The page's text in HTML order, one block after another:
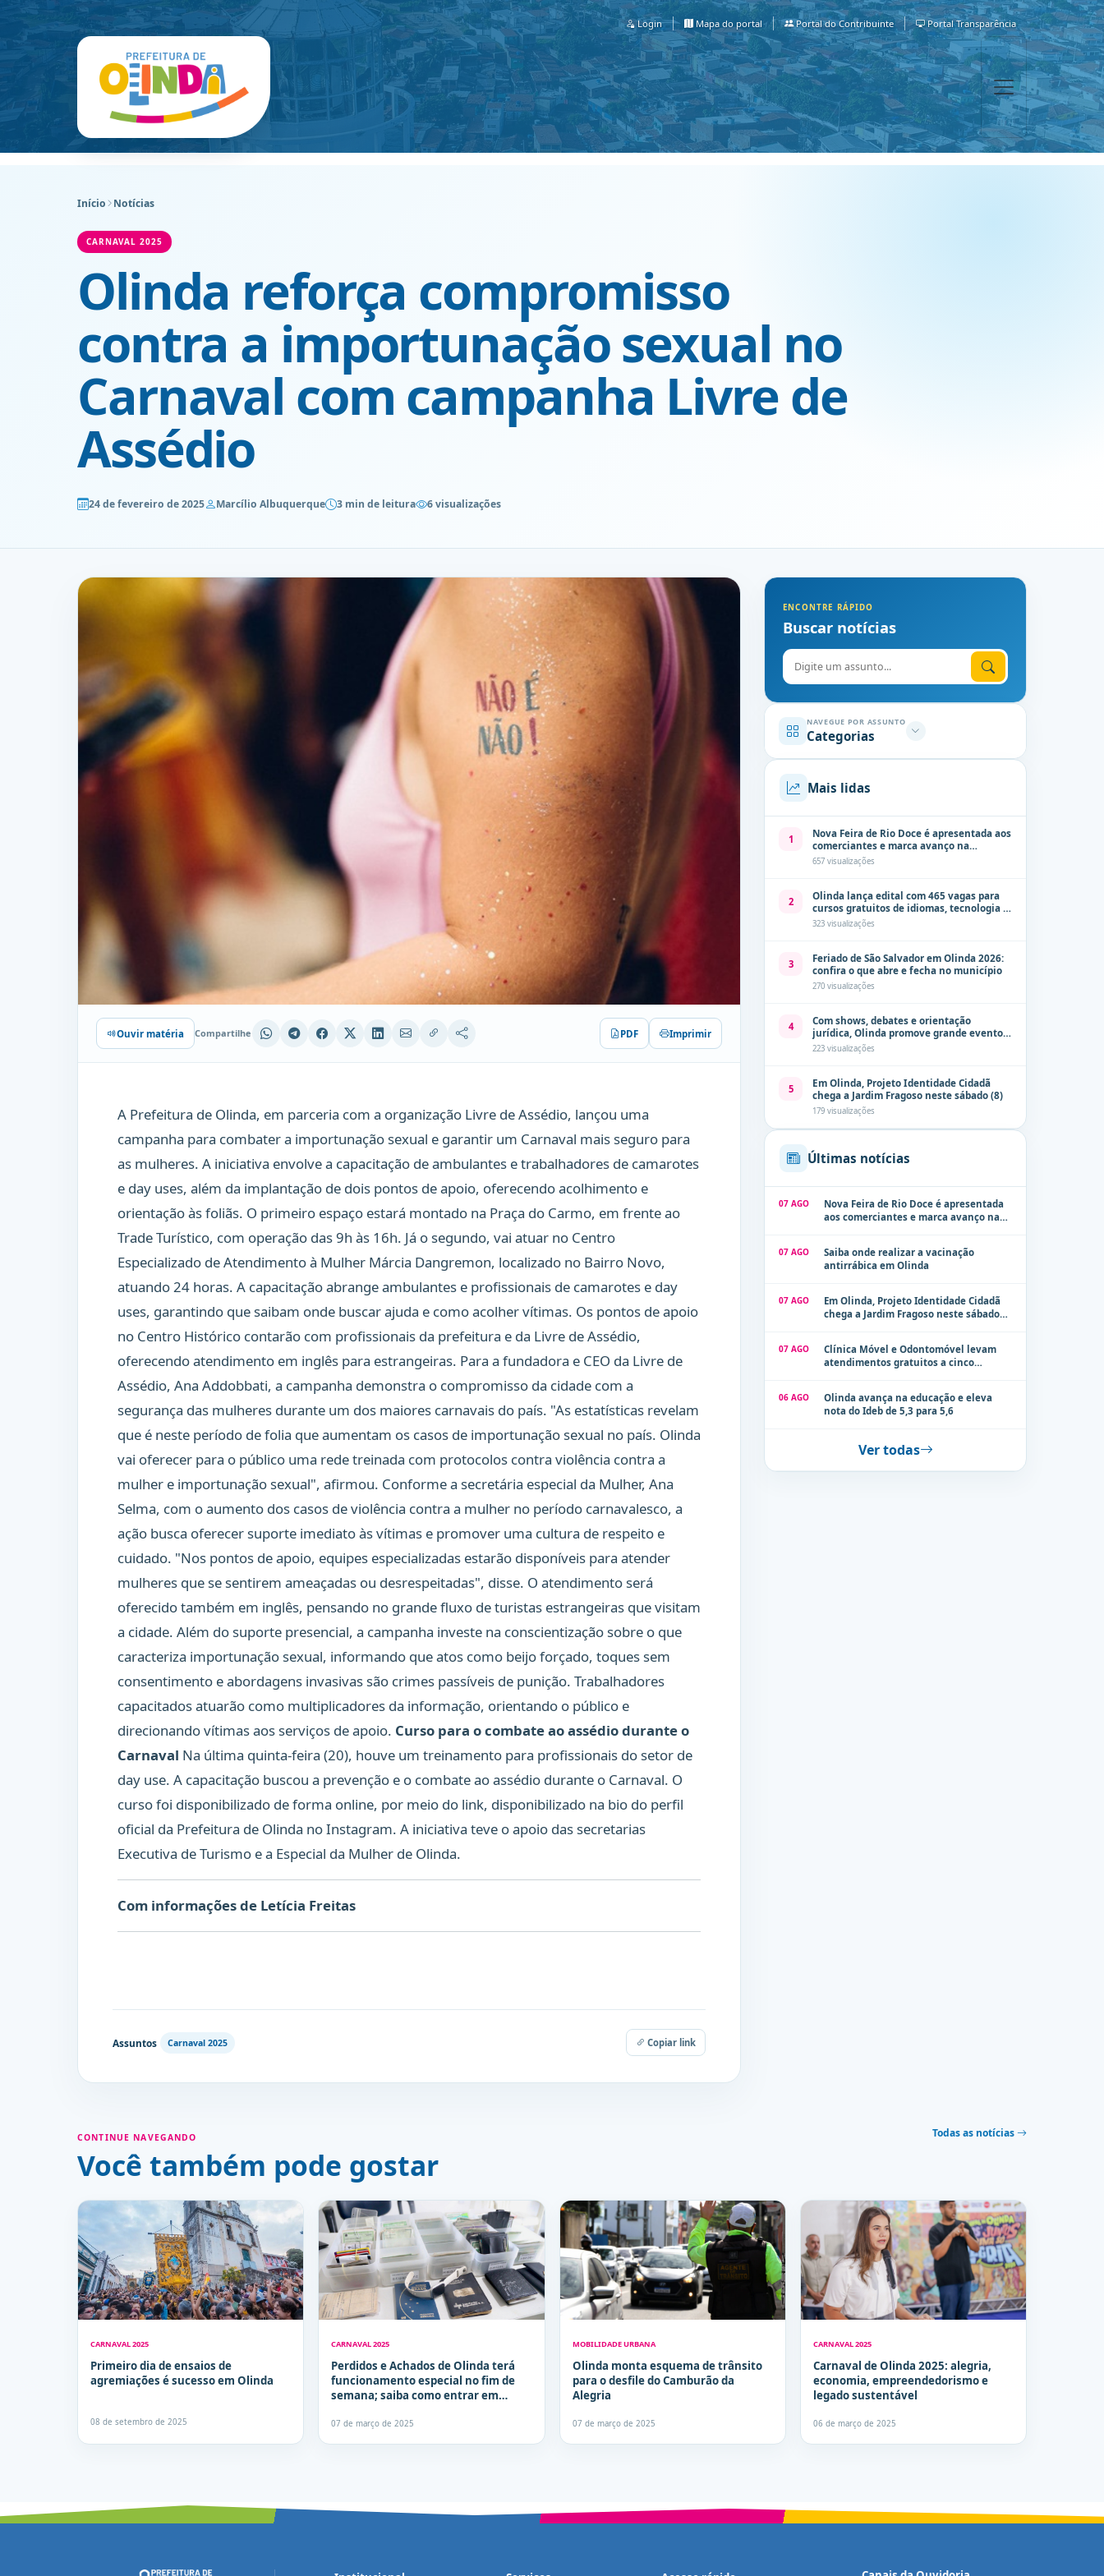
Login Mapa do portal Portal do Contribuinte Portal Transparência
Início Notícias
CARNAVAL 2025
Olinda reforça compromisso
contra a importunação sexual no
Carnaval com campanha Livre de
Assédio
24 de fevereiro de 2025 Marcílio Albuquerque 3 min de leitura 6 visualizações
Ouvir matéria Compartilhe PDF Imprimir
A Prefeitura de Olinda, em parceria com a organização Livre de Assédio, lançou uma
campanha para combater a importunação sexual e garantir um Carnaval mais seguro para
as mulheres. A iniciativa envolve a capacitação de ambulantes e trabalhadores de camarotes
e day uses, além da implantação de dois pontos de apoio, oferecendo acolhimento e
orientação às foliãs. O primeiro espaço estará montado na Praça do Carmo, em frente ao
Trade Turístico, com operação das 9h às 16h. Já o segundo, vai atuar no Centro
Especializado de Atendimento à Mulher Márcia Dangremon, localizado no Bairro Novo,
atuando 24 horas. A capacitação abrange ambulantes e profissionais de camarotes e day
uses, garantindo que saibam onde buscar ajuda e como acolher vítimas. Os pontos de apoio
no Centro Histórico contarão com profissionais da prefeitura e da Livre de Assédio,
oferecendo atendimento em inglês para estrangeiras. Para a fundadora e CEO da Livre de
Assédio, Ana Addobbati, a campanha demonstra o compromisso da cidade com a
segurança das mulheres durante um dos maiores carnavais do país. "As estatísticas revelam
que é neste período de folia que aumentam os casos de importunação sexual no país. Olinda
vai oferecer para o público uma rede treinada com protocolos contra violência contra a
mulher e importunação sexual", afirmou. Conforme a secretária especial da Mulher, Ana
Selma, com o aumento dos casos de violência contra a mulher no período carnavalesco, a
ação busca oferecer suporte imediato às vítimas e promover uma cultura de respeito e
cuidado. "Nos pontos de apoio, equipes especializadas estarão disponíveis para atender
mulheres que se sentirem ameaçadas ou desrespeitadas", disse. O atendimento será
oferecido também em inglês, pensando no grande fluxo de turistas estrangeiras que visitam
a cidade. Além do suporte presencial, a campanha investe na conscientização sobre o que
caracteriza importunação sexual, informando que atos como beijo forçado, toques sem
consentimento e abordagens invasivas são crimes passíveis de punição. Trabalhadores
capacitados atuarão como multiplicadores da informação, orientando o público e
direcionando vítimas aos serviços de apoio. Curso para o combate ao assédio durante o
Carnaval Na última quinta-feira (20), houve um treinamento para profissionais do setor de
day use. A capacitação buscou a prevenção e o combate ao assédio durante o Carnaval. O
curso foi disponibilizado de forma online, por meio do link, disponibilizado na bio do perfil
oficial da Prefeitura de Olinda no Instagram. A iniciativa teve o apoio das secretarias
Executiva de Turismo e a Especial da Mulher de Olinda.
Com informações de Letícia Freitas
Assuntos Carnaval 2025 Copiar link
ENCONTRE RÁPIDO
Buscar notícias
Digite o assunto
NAVEGUE POR ASSUNTO
Categorias
Mais lidas
1
Nova Feira de Rio Doce é apresentada aos
comerciantes e marca avanço na
modernização dos espaços públicos de
657 visualizações
2
Olinda lança edital com 465 vagas para
cursos gratuitos de idiomas, tecnologia e
comunicação
323 visualizações
3
Feriado de São Salvador em Olinda 2026:
confira o que abre e fecha no município
270 visualizações
4
Com shows, debates e orientação
jurídica, Olinda promove grande evento
de combate à violência contra a mulher
neste sábado (8)
223 visualizações
5
Em Olinda, Projeto Identidade Cidadã
chega a Jardim Fragoso neste sábado (8)
179 visualizações
Últimas notícias
07 AGO
Nova Feira de Rio Doce é apresentada
aos comerciantes e marca avanço na
07 AGO
Saiba onde realizar a vacinação
antirrábica em Olinda
07 AGO
Em Olinda, Projeto Identidade Cidadã
chega a Jardim Fragoso neste sábado
07 AGO
Clínica Móvel e Odontomóvel levam
atendimentos gratuitos a cinco
06 AGO
Olinda avança na educação e eleva
nota do Ideb de 5,3 para 5,6
Ver todas
CONTINUE NAVEGANDO
Você também pode gostar
Todas as notícias
CARNAVAL 2025
Primeiro dia de ensaios de
agremiações é sucesso em Olinda
08 de setembro de 2025
CARNAVAL 2025
Perdidos e Achados de Olinda terá
funcionamento especial no fim de
semana; saiba como entrar em
07 de março de 2025
MOBILIDADE URBANA
Olinda monta esquema de trânsito
para o desfile do Camburão da
Alegria
07 de março de 2025
CARNAVAL 2025
Carnaval de Olinda 2025: alegria,
economia, empreendedorismo e
legado sustentável
06 de março de 2025